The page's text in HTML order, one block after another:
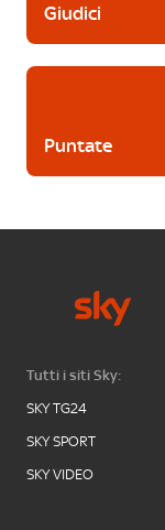
Giudici
Puntate
Tutti i siti Sky:
SKY TG24
SKY SPORT
SKY VIDEO